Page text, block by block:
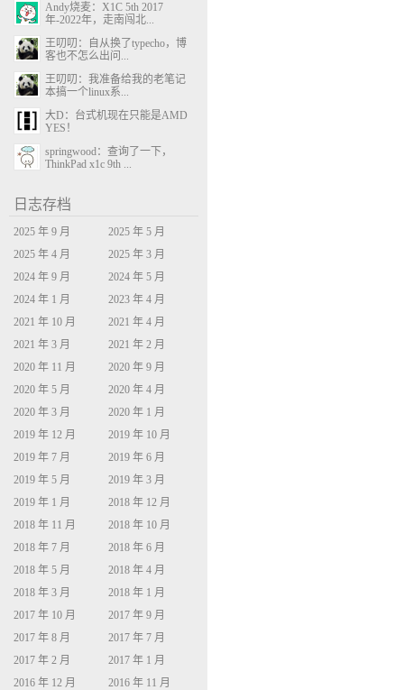
Andy烧麦：X1C 5th 2017
年-2022年，走南闯北...
王叨叨：自从换了typecho，博
客也不怎么出问...
王叨叨：我准备给我的老笔记
本搞一个linux系...
大D：台式机现在只能是AMD
YES！
springwood：查询了一下，
ThinkPad x1c 9th ...
日志存档
2025 年 9 月
2025 年 5 月
2025 年 4 月
2025 年 3 月
2024 年 9 月
2024 年 5 月
2024 年 1 月
2023 年 4 月
2021 年 10 月
2021 年 4 月
2021 年 3 月
2021 年 2 月
2020 年 11 月
2020 年 9 月
2020 年 5 月
2020 年 4 月
2020 年 3 月
2020 年 1 月
2019 年 12 月
2019 年 10 月
2019 年 7 月
2019 年 6 月
2019 年 5 月
2019 年 3 月
2019 年 1 月
2018 年 12 月
2018 年 11 月
2018 年 10 月
2018 年 7 月
2018 年 6 月
2018 年 5 月
2018 年 4 月
2018 年 3 月
2018 年 1 月
2017 年 10 月
2017 年 9 月
2017 年 8 月
2017 年 7 月
2017 年 2 月
2017 年 1 月
2016 年 12 月
2016 年 11 月